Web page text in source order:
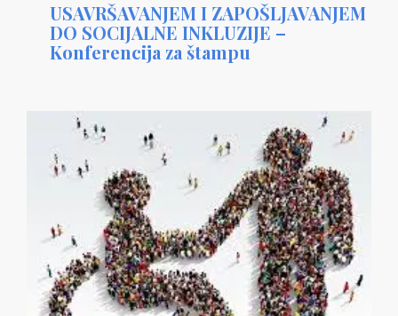
USAVRŠAVANJEM I ZAPOŠLJAVANJEM
DO SOCIJALNE INKLUZIJE –
Konferencija za štampu